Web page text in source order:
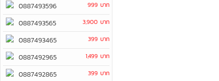
0887493596 999 บาท
0887493565 3,900 บาท
0887493465 399 บาท
0887492965 1,499 บาท
0887492865 399 บาท